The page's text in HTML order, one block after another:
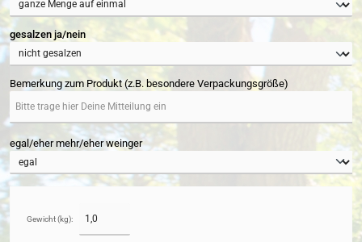
gesalzen ja/neinauswählen
Bemerkung zum Produkt (z.B. besondere Verpackungsgröße)
egal/eher mehr/eher weinger
Gewicht (kg):